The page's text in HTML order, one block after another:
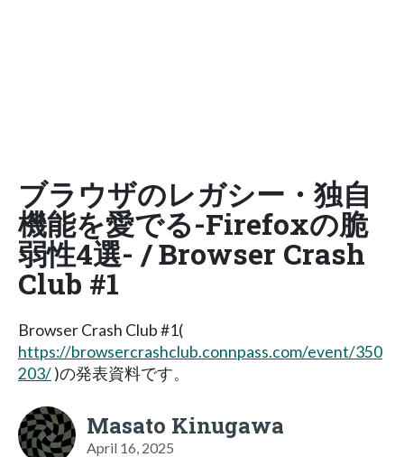
ブラウザのレガシー・独自
機能を愛でる-Firefoxの脆
弱性4選- / Browser Crash
Club #1
Browser Crash Club #1(
https://browsercrashclub.connpass.com/event/350
203/)の発表資料です。
Masato Kinugawa
April 16, 2025